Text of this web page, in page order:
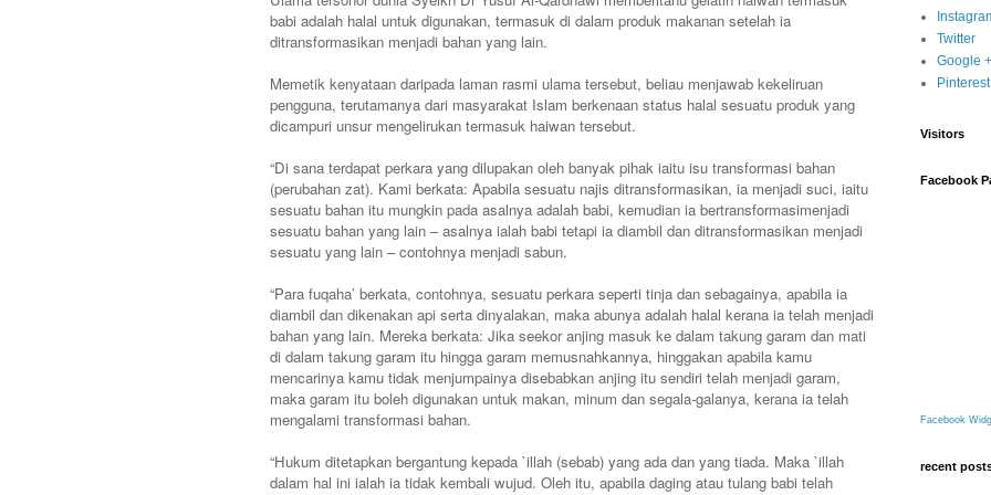
babi adalah halal untuk digunakan, termasuk di dalam produk makanan setelah ia
ditransformasikan menjadi bahan yang lain.
Memetik kenyataan daripada laman rasmi ulama tersebut, beliau menjawab kekeliruan
pengguna, terutamanya dari masyarakat Islam berkenaan status halal sesuatu produk yang
dicampuri unsur mengelirukan termasuk haiwan tersebut.
“Di sana terdapat perkara yang dilupakan oleh banyak pihak iaitu isu transformasi bahan
(perubahan zat). Kami berkata: Apabila sesuatu najis ditransformasikan, ia menjadi suci, iaitu
sesuatu bahan itu mungkin pada asalnya adalah babi, kemudian ia bertransformasimenjadi
sesuatu bahan yang lain – asalnya ialah babi tetapi ia diambil dan ditransformasikan menjadi
sesuatu yang lain – contohnya menjadi sabun.
“Para fuqaha’ berkata, contohnya, sesuatu perkara seperti tinja dan sebagainya, apabila ia
diambil dan dikenakan api serta dinyalakan, maka abunya adalah halal kerana ia telah menjadi
bahan yang lain. Mereka berkata: Jika seekor anjing masuk ke dalam takung garam dan mati
di dalam takung garam itu hingga garam memusnahkannya, hinggakan apabila kamu
mencarinya kamu tidak menjumpainya disebabkan anjing itu sendiri telah menjadi garam,
maka garam itu boleh digunakan untuk makan, minum dan segala-galanya, kerana ia telah
mengalami transformasi bahan.
“Hukum ditetapkan bergantung kepada `illah (sebab) yang ada dan yang tiada. Maka `illah
dalam hal ini ialah ia tidak kembali wujud. Oleh itu, apabila daging atau tulang babi telah
Twitter
Google +
Pinterest
Visitors
Facebook
Facebook
recent